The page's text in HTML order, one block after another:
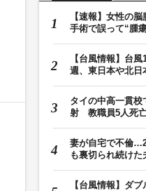
【速報】女性の
手術で誤って“腫
【台風情報】台
週、東日本や北日
タイの中高一貫校
射 教職員5人死
妻が自宅で不倫
も裏切られ続けた
【台風情報】ダ